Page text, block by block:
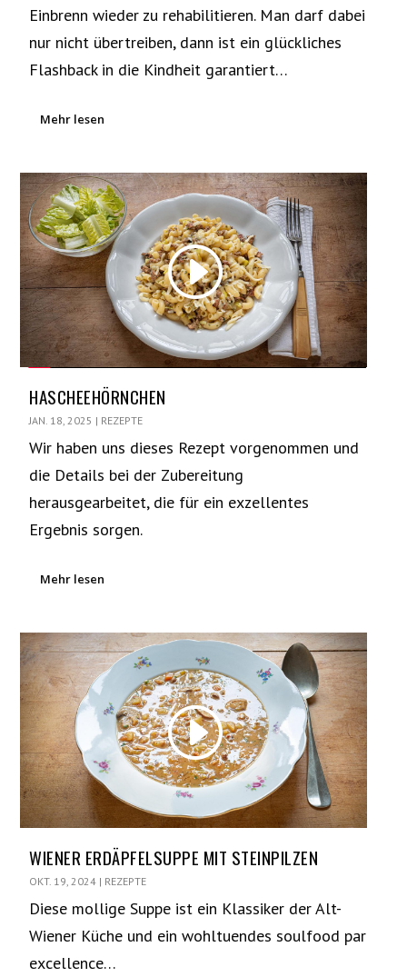
Einbrenn wieder zu rehabilitieren. Man darf dabei
nur nicht übertreiben, dann ist ein glückliches
Flashback in die Kindheit garantiert…
Mehr lesen
HASCHEEHÖRNCHEN
JAN. 18, 2025 | REZEPTE
Wir haben uns dieses Rezept vorgenommen und
die Details bei der Zubereitung
herausgearbeitet, die für ein exzellentes
Ergebnis sorgen.
Mehr lesen
WIENER ERDÄPFELSUPPE MIT STEINPILZEN
OKT. 19, 2024 | REZEPTE
Diese mollige Suppe ist ein Klassiker der Alt-
Wiener Küche und ein wohltuendes soulfood par
excellence…